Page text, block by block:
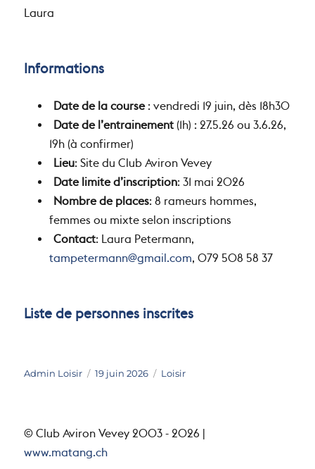
Laura
Informations
Date de la course: vendredi 19 juin, dès 18h30
Date de l’entrainement(1h) : 27.5.26 ou 3.6.26,
19h (à confirmer)
Lieu: Site du Club Aviron Vevey
Date limite d’inscription: 31 mai 2026
Nombre de places: 8 rameurs hommes,
femmes ou mixte selon inscriptions
Contact: Laura Petermann,
tampetermann@gmail.com, 079 508 58 37
Liste de personnes inscrites
Auteur
Admin Loisir
Publié
19 juin 2026 Catégories
Loisir
© Club Aviron Vevey 2003 - 2026 |
www.matang.ch